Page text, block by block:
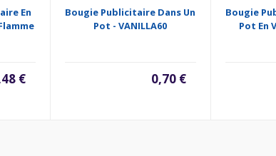
En
€
Bougie Publicitaire Dans Un
Pot - VANILLA60
0,70 €
Bougie
Pot En